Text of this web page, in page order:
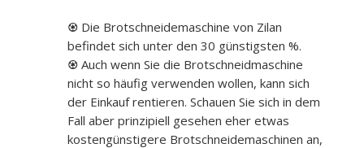
♼ Die Brotschneidemaschine von Zilan
befindet sich unter den 30 günstigsten %.
♼ Auch wenn Sie die Brotschneidmaschine
nicht so häufig verwenden wollen, kann sich
der Einkauf rentieren. Schauen Sie sich in dem
Fall aber prinzipiell gesehen eher etwas
kostengünstigere Brotschneidemaschinen an,